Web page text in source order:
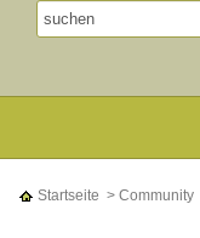
Startseite > Community